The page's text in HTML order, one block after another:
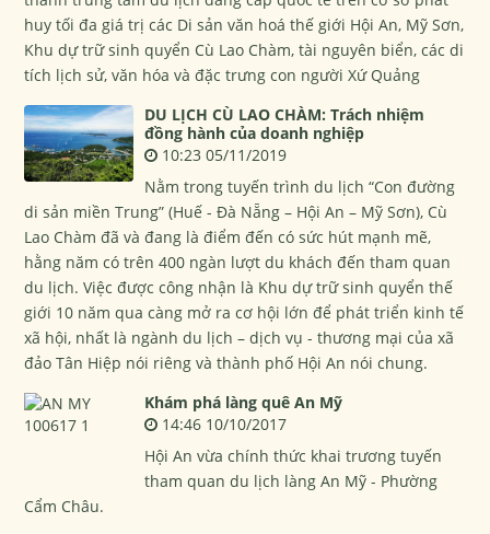
huy tối đa giá trị các Di sản văn hoá thế giới Hội An, Mỹ Sơn,
Khu dự trữ sinh quyển Cù Lao Chàm, tài nguyên biển, các di
tích lịch sử, văn hóa và đặc trưng con người Xứ Quảng
DU LỊCH CÙ LAO CHÀM: Trách nhiệm
đồng hành của doanh nghiệp
10:23 05/11/2019
Nằm trong tuyến trình du lịch “Con đường
di sản miền Trung” (Huế - Đà Nẵng – Hội An – Mỹ Sơn), Cù
Lao Chàm đã và đang là điểm đến có sức hút mạnh mẽ,
hằng năm có trên 400 ngàn lượt du khách đến tham quan
du lịch. Việc được công nhận là Khu dự trữ sinh quyển thế
giới 10 năm qua càng mở ra cơ hội lớn để phát triển kinh tế
xã hội, nhất là ngành du lịch – dịch vụ - thương mại của xã
đảo Tân Hiệp nói riêng và thành phố Hội An nói chung.
Khám phá làng quê An Mỹ
14:46 10/10/2017
Hội An vừa chính thức khai trương tuyến
tham quan du lịch làng An Mỹ - Phường
Cẩm Châu.